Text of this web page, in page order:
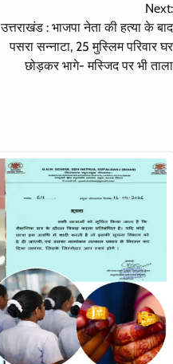
Next:
उत्तराखंड : भाजपा नेता की हत्या के बाद
पसरा सन्नाटा, 25 मुस्लिम परिवार घर
छोड़कर भागे- मस्जिद पर भी ताला